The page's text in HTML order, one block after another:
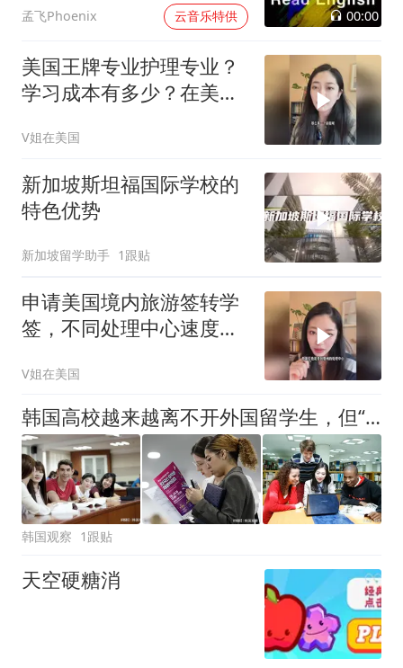
孟飞Phoenix 云音乐特供 00:00
美国王牌专业护理专业？
学习成本有多少？在美国
V姐在美国
新加坡斯坦福国际学校的
特色优势
新加坡留学助手 1跟贴
申请美国境内旅游签转学
签，不同处理中心速度不
V姐在美国
韩国高校越来越离不开外国留学生，但“来了以后怎么办”成了难题
韩国观察 1跟贴
天空硬糖消